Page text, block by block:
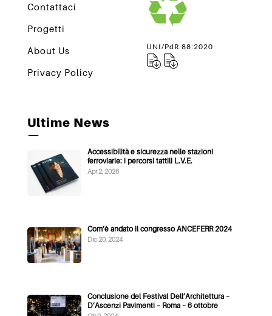
Contattaci
Progetti
About Us
Privacy Policy
UNI/PdR 88:2020
Ultime News
—
Accessibilità e sicurezza nelle stazioni
ferroviarie: i percorsi tattili L.V.E.
Apr 2, 2026
Com’è andato il congresso ANCEFERR 2024
Dic 20, 2024
Conclusione del Festival Dell’Architettura –
D’Ascenzi Pavimenti – Roma – 6 ottobre